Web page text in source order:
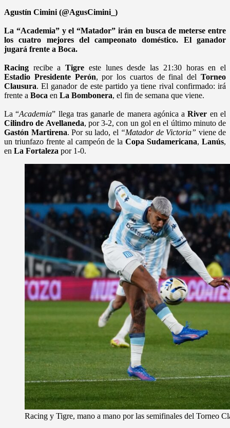
Agustín Cimini (@AgusCimini_)
La “Academia” y el “Matador” irán en busca de meterse entre
los cuatro mejores del campeonato doméstico. El ganador
jugará frente a Boca.
Racing recibe aTigre este lunes desde las 21:30 horas en el
Estadio Presidente Perón, por los cuartos de final delTorneo
Clausura. El ganador de este partido ya tiene rival confirmado: irá
frente a Boca en La Bombonera, el fin de semana que viene.
La “Academia” llega tras ganarle de manera agónica aRiver en el
Cilindro de Avellaneda, por 3-2, con un gol en el último minuto de
Gastón Martirena. Por su lado, el “Matador de Victoria” viene de
un triunfazo frente al campeón de laCopa Sudamericana,Lanús,
en La Fortaleza por 1-0.
Racing y Tigre, mano a mano por las semifinales del Torneo